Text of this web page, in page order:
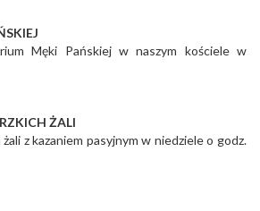
Męki Pańskiej w naszym kościele w
ŻALI
z kazaniem pasyjnym w niedziele o godz.